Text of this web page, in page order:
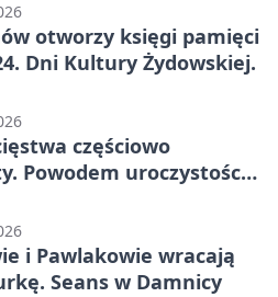
otworzy księgi pamięci
Dni Kultury Żydowskiej.
częściowo
Powodem uroczystości
i Pawlakowie wracają
Seans w Damnicy